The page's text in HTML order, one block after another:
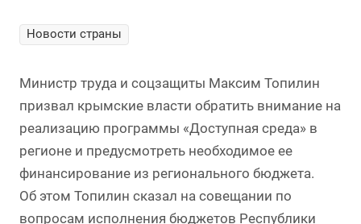
Новости страны
Министр труда и соцзащиты Максим Топилин
призвал крымские власти обратить внимание на
реализацию программы «Доступная среда» в
регионе и предусмотреть необходимое ее
финансирование из регионального бюджета.
Об этом Топилин сказал на совещании по
вопросам исполнения бюджетов Республики